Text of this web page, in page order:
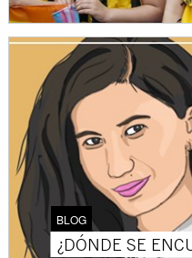
BLOG
¿DÓNDE SE